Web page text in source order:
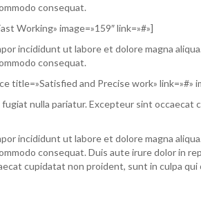
consequat.
Working» image=»159″ link=»#»]
incididunt ut labore et dolore magna
consequat.
title=»Satisfied and Precise work» link=»#»
nulla pariatur. Excepteur sint occaecat
incididunt ut labore et dolore magna
consequat. Duis aute irure dolor in
cupidatat non proident, sunt in culpa qui